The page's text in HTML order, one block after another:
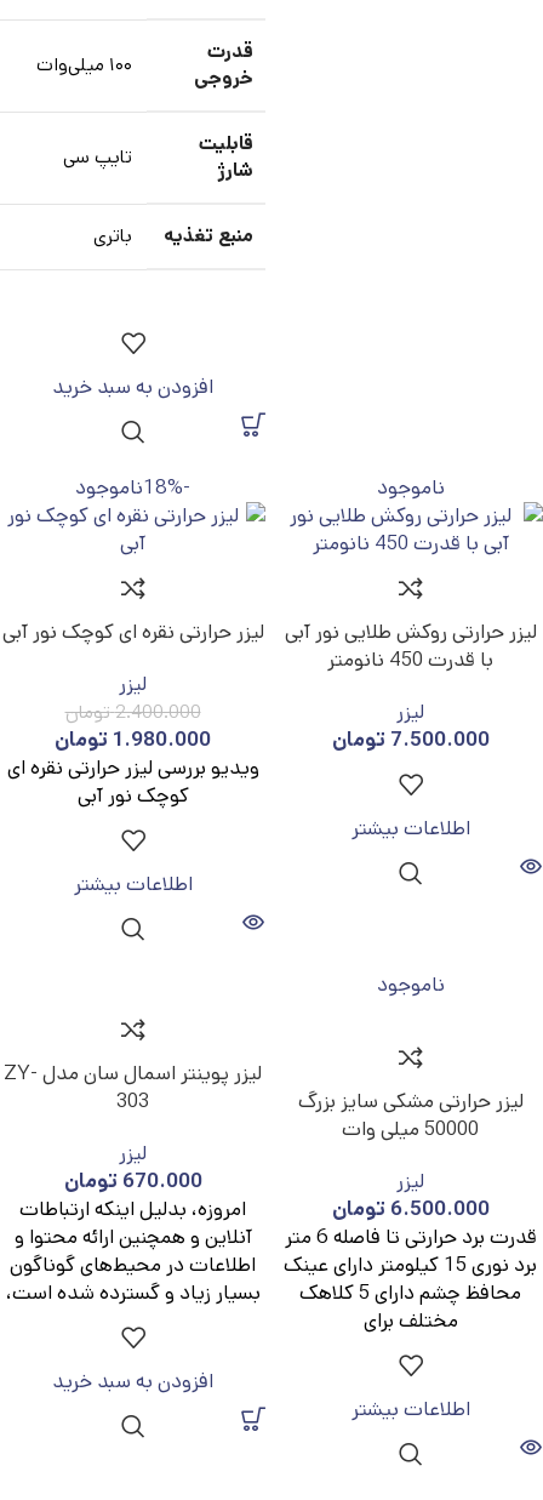
قدرت
خروجی
۱۰۰ میلی‌وات
قابلیت
شارژ
تایپ سی
منبع تغذیه باتری
افزودن به سبد خرید
ناموجود
لیزر حرارتی روکش طلایی نور آبی
با قدرت 450 نانومتر
لیزر
7.500.000 تومان
اطلاعات بیشتر
-18% ناموجود
لیزر حرارتی نقره ای کوچک نور آبی
لیزر
2.400.000تومان
1.980.000 تومان
ویدیو بررسی لیزر حرارتی نقره ای
کوچک نور آبی
اطلاعات بیشتر
ناموجود
لیزر حرارتی مشکی سایز بزرگ
50000 میلی وات
لیزر
6.500.000 تومان
قدرت برد حرارتی تا فاصله 6 متر
برد نوری 15 کیلومتر دارای عینک
محافظ چشم دارای 5 کلاهک
مختلف برای
اطلاعات بیشتر
لیزر پوینتر اسمال سان مدل ZY-
303
لیزر
670.000 تومان
امروزه، بدلیل اینکه ارتباطات
آنلاین و همچنین ارائه محتوا و
اطلاعات در محیط‌های گوناگون
بسیار زیاد و گسترده شده است،
افزودن به سبد خرید